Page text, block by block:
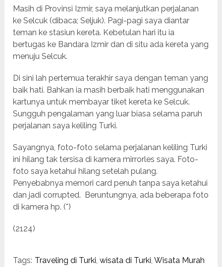
Masih di Provinsi Izmir, saya melanjutkan perjalanan
ke Selcuk (dibaca; Seljuk). Pagi-pagi saya diantar
teman ke stasiun kereta. Kebetulan hari itu ia
bertugas ke Bandara Izmir dan di situ ada kereta yang
menuju Selcuk.
Di sini lah pertemua terakhir saya dengan teman yang
baik hati. Bahkan ia masih berbaik hati menggunakan
kartunya untuk membayar tiket kereta ke Selcuk.
Sungguh pengalaman yang luar biasa selama paruh
perjalanan saya keliling Turki.
Sayangnya, foto-foto selama perjalanan keliling Turki
ini hilang tak tersisa di kamera mirrorles saya. Foto-
foto saya ketahui hilang setelah pulang.
Penyebabnya memori card penuh tanpa saya ketahui
dan jadi corrupted. Beruntungnya, ada beberapa foto
di kamera hp. (*)
(2124)
Tags: Traveling di Turki,wisata di Turki,Wisata Murah